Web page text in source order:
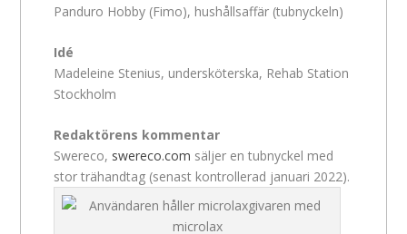
Panduro Hobby (Fimo), hushållsaffär (tubnyckeln)
Idé
Madeleine Stenius, undersköterska, Rehab Station
Stockholm
Redaktörens kommentar
Swereco, swereco.com säljer en tubnyckel med
stor trähandtag (senast kontrollerad januari 2022).